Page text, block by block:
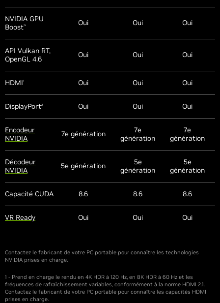
NVIDIA GPU
Boost™ Oui Oui Oui
API Vulkan RT,
OpenGL 4.6
Oui Oui Oui
HDMI1 Oui Oui Oui
DisplayPort2 Oui Oui Oui
Encodeur
NVIDIA
7e génération
7e
génération
7e
génération
Décodeur
NVIDIA
5e génération
5e
génération
5e
génération
Capacité CUDA 8.6 8.6 8.6
VR Ready Oui Oui Oui
Contactez le fabricant de votre PC portable pour connaître les technologies
NVIDIA prises en charge.
1 - Prend en charge le rendu en 4K HDR à 120 Hz, en 8K HDR à 60 Hz et les
fréquences de rafraîchissement variables, conformément à la norme HDMI 2.1.
Contactez le fabricant de votre PC portable pour connaître les capacités HDMI
prises en charge.